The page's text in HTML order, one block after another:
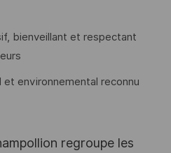
bienveillant et respectant
environnemental reconnu
regroupe les